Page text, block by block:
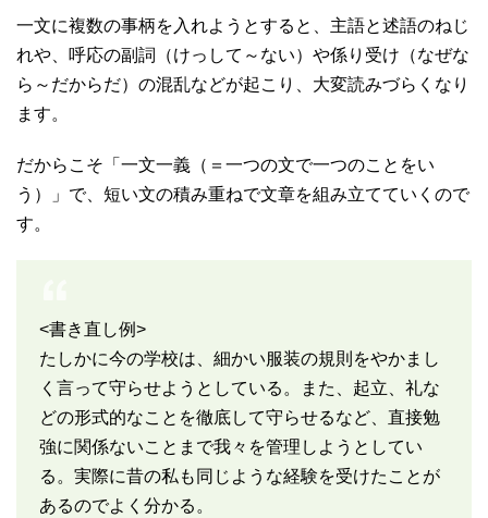
一文に複数の事柄を入れようとすると、主語と述語のねじ
れや、呼応の副詞（けっして～ない）や係り受け（なぜな
ら～だからだ）の混乱などが起こり、大変読みづらくなり
ます。
だからこそ「一文一義（＝一つの文で一つのことをい
う）」で、短い文の積み重ねで文章を組み立てていくので
す。
<書き直し例>
たしかに今の学校は、細かい服装の規則をやかまし
く言って守らせようとしている。また、起立、礼な
どの形式的なことを徹底して守らせるなど、直接勉
強に関係ないことまで我々を管理しようとしてい
る。実際に昔の私も同じような経験を受けたことが
あるのでよく分かる。